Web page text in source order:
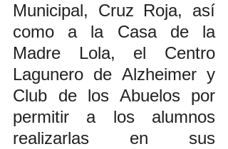
Municipal, Cruz Roja, así
como a la Casa de la
Madre Lola, el Centro
Lagunero de Alzheimer y
Club de los Abuelos por
permitir a los alumnos
realizarlas en sus